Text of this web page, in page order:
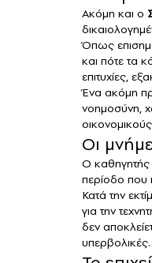
Ακόμη και ο
Όπως
και πότε τα
επιτυχίες,
Ένα ακόμη
νοημοσύνη,
Οι
Ο καθηγητής
περίοδο που
Κατά την
για την
δεν
υπερβολικές.